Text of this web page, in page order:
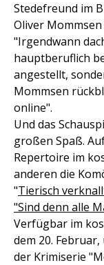
Stedefreund im
Oliver
"Irgendwann
hauptberuflich
angestellt,
Mommsen
online".
Und das
großen Spaß.
Repertoire im
anderen die
"Tierisch
"Sind denn alle
Verfügbar im
dem 20.
der Krimiserie